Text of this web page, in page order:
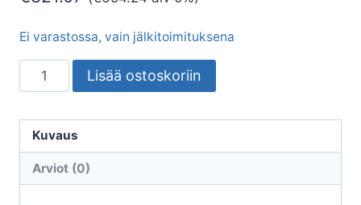
Ei varastossa, vain jälkitoimituksena
LIESITUULETIN
THERMEX
S4
+
60/SSW/SIS.
Lisää ostoskoriin
Kuvaus
Arviot (0)